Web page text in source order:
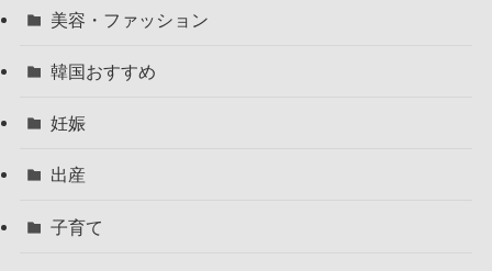
美容・ファッション
韓国おすすめ
妊娠
出産
子育て